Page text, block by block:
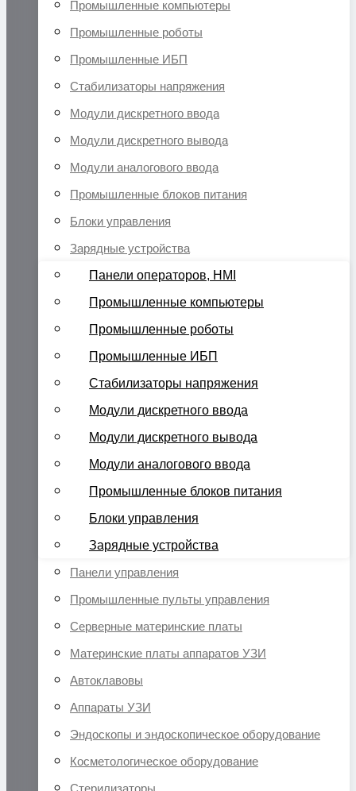
Промышленные компьютеры
Промышленные роботы
Промышленные ИБП
Стабилизаторы напряжения
Модули дискретного ввода
Модули дискретного вывода
Модули аналогового ввода
Промышленные блоков питания
Блоки управления
Зарядные устройства
Панели операторов, HMI
Промышленные компьютеры
Промышленные роботы
Промышленные ИБП
Стабилизаторы напряжения
Модули дискретного ввода
Модули дискретного вывода
Модули аналогового ввода
Промышленные блоков питания
Блоки управления
Зарядные устройства
Панели управления
Промышленные пульты управления
Серверные материнские платы
Материнские платы аппаратов УЗИ
Автоклавовы
Аппараты УЗИ
Эндоскопы и эндоскопическое оборудование
Косметологическое оборудование